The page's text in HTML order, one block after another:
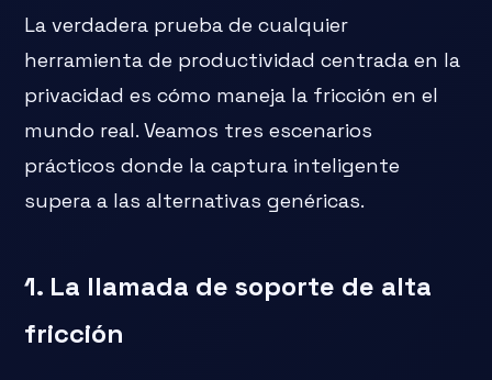
La verdadera prueba de cualquier
herramienta de productividad centrada en la
privacidad es cómo maneja la fricción en el
mundo real. Veamos tres escenarios
prácticos donde la captura inteligente
supera a las alternativas genéricas.
1. La llamada de soporte de alta
fricción